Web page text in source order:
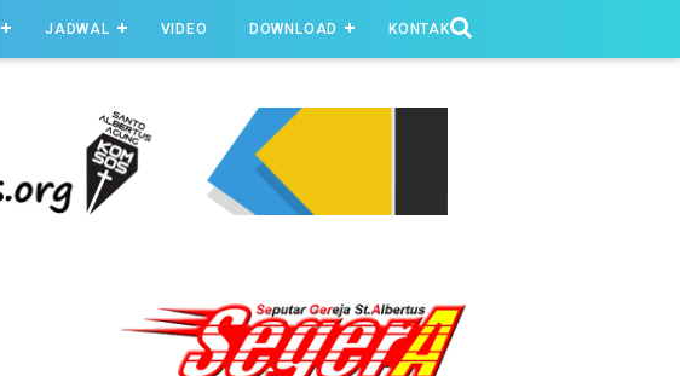
JADWAL VIDEO DOWNLOAD KONTAK